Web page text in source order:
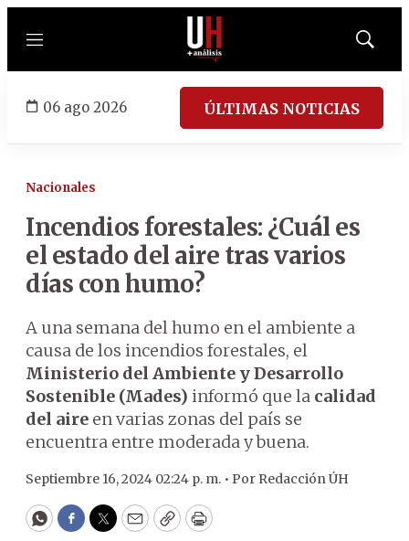
Menú
Mostrar
06 ago 2026 ÚLTIMAS NOTICIAS
Nacionales
Incendios forestales: ¿Cuál es
el estado del aire tras varios
días con humo?
A una semana del humo en el ambiente a
causa de los incendios forestales, el
Ministerio del Ambiente y Desarrollo
Sostenible (Mades) informó que la calidad
del aire en varias zonas del país se
encuentra entre moderada y buena.
Septiembre 16, 2024 02:24 p. m. • Por Redacción ÚH
WhatsApp
Facebook
Twitter
EmailCopyPrint